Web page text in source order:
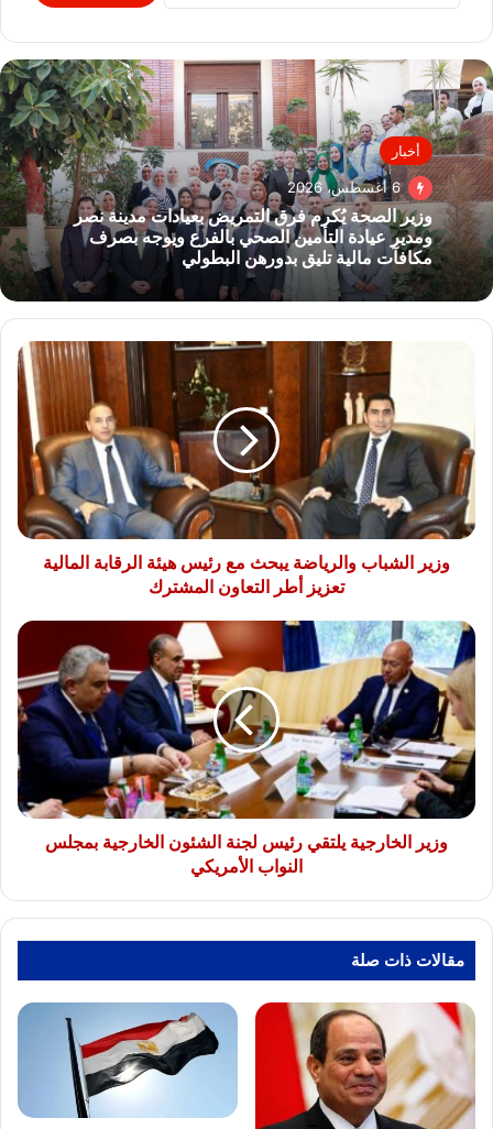
أخبار
6 أغسطس، 2026
وزير الصحة يُكرم فرق التمريض بعيادات مدينة نصر
ومدير عيادة التأمين الصحي بالفرع ويوجه بصرف
مكافآت مالية تليق بدورهن البطولي
مع
رئيس
هيئة
الرقابة
المالية
تعزيز
المشترك
وزير الشباب والرياضة يبحث مع رئيس هيئة الرقابة المالية
تعزيز أطر التعاون المشترك
وزير
الخارجية
يلتقي
رئيس
لجنة
الشئون
الخارجية
بمجلس
النواب
الأمريكيوزير الخارجية يلتقي رئيس لجنة الشئون الخارجية بمجلس
النواب الأمريكي
مقالات ذات صلة